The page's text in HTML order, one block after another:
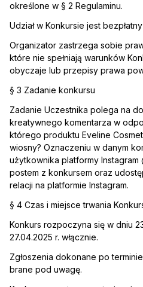
określone w § 2 Regulaminu.
Udział w Konkursie jest
Organizator zastrzega sobie
które nie spełniają warunków
obyczaje lub przepisy prawa
§ 3 Zadanie konkursu
Zadanie Uczestnika polega na
kreatywnego komentarza w
którego produktu Eveline
wiosny? Oznaczeniu w danym
użytkownika platformy
postem z konkursem oraz
relacji na platformie Instagram.
§ 4 Czas i miejsce trwania
Konkurs rozpoczyna się w dniu
27.04.2025 r. włącznie.
Zgłoszenia dokonane po
brane pod uwagę.